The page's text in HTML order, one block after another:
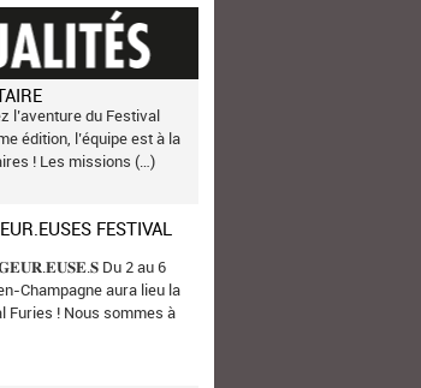
l’aventure du Festival
édition, l’équipe est à la
! Les missions (…)
FESTIVAL
Du 2 au 6
Champagne aura lieu la
Furies ! Nous sommes à